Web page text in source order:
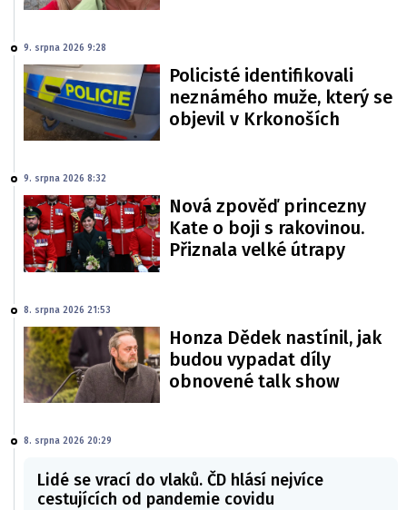
9. srpna 2026 9:28
Policisté identifikovali
neznámého muže, který se
objevil v Krkonoších
9. srpna 2026 8:32
Nová zpověď princezny
Kate o boji s rakovinou.
Přiznala velké útrapy
8. srpna 2026 21:53
Honza Dědek nastínil, jak
budou vypadat díly
obnovené talk show
8. srpna 2026 20:29
Lidé se vrací do vlaků. ČD hlásí nejvíce
cestujících od pandemie covidu